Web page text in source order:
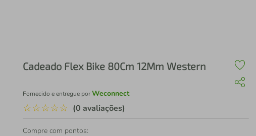
Cadeado Flex Bike 80Cm 12Mm Western
Fornecido e entregue porWeconnect
☆☆☆☆☆ (0 avaliações)
Compre com pontos: